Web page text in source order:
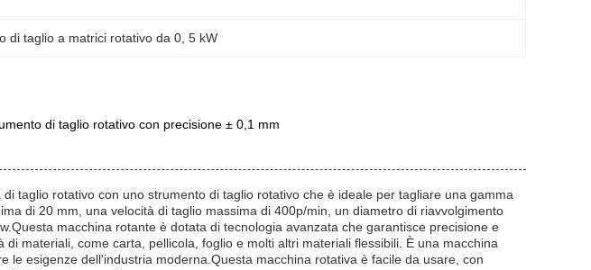
di taglio a matrici rotativo da 0 , 5 kW
di taglio rotativo con precisione ± 0,1 mm
taglio rotativo con uno strumento di taglio rotativo che è ideale per tagliare una gamma
di 20 mm, una velocità di taglio massima di 400p/min, un diametro di riavvolgimento
macchina rotante è dotata di tecnologia avanzata che garantisce precisione e
materiali, come carta, pellicola, foglio e molti altri materiali flessibili. È una macchina
le esigenze dell'industria moderna.Questa macchina rotativa è facile da usare, con